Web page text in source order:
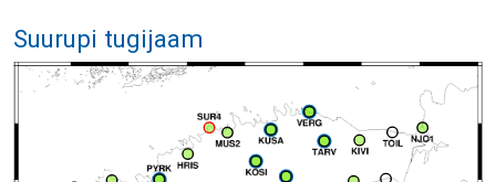
Suurupi tugijaam